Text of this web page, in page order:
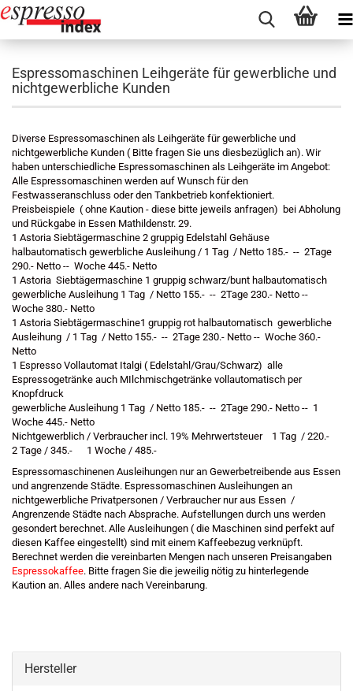
Espressomaschinen Leihgeräte für gewerbliche und
nichtgewerbliche Kunden
Diverse Espressomaschinen als Leihgeräte für gewerbliche und
nichtgewerbliche Kunden ( Bitte fragen Sie uns diesbezüglich an). Wir
haben unterschiedliche Espressomaschinen als Leihgeräte im Angebot:
Alle Espressomaschinen werden auf Wunsch für den
Festwasseranschluss oder den Tankbetrieb konfektioniert.
Preisbeispiele ( ohne Kaution - diese bitte jeweils anfragen) bei Abholung
und Rückgabe in Essen Mathildenstr. 29.
1 Astoria Siebtägermaschine 2 gruppig Edelstahl Gehäuse
halbautomatisch gewerbliche Ausleihung / 1 Tag / Netto 185.- -- 2Tage
290.- Netto -- Woche 445.- Netto
1 Astoria Siebtägermaschine 1 gruppig schwarz/bunt halbautomatisch
gewerbliche Ausleihung 1 Tag / Netto 155.- -- 2Tage 230.- Netto --
Woche 380.- Netto
1 Astoria Siebtägermaschine1 gruppig rot halbautomatisch gewerbliche
Ausleihung / 1 Tag / Netto 155.- -- 2Tage 230.- Netto -- Woche 360.-
Netto
1 Espresso Vollautomat Italgi ( Edelstahl/Grau/Schwarz) alle
Espressogetränke auch MIlchmischgetränke vollautomatisch per
Knopfdruck
gewerbliche Ausleihung 1 Tag / Netto 185.- -- 2Tage 290.- Netto -- 1
Woche 445.- Netto
Nichtgewerblich / Verbraucher incl. 19% Mehrwertsteuer 1 Tag / 220.-
2 Tage / 345.- 1 Woche / 485.-
Espressomaschinenen Ausleihungen nur an Gewerbetreibende aus Essen
und angrenzende Städte. Espressomaschinen Ausleihungen an
nichtgewerbliche Privatpersonen / Verbraucher nur aus Essen /
Angrenzende Städte nach Absprache. Aufstellungen durch uns werden
gesondert berechnet. Alle Ausleihungen ( die Maschinen sind perfekt auf
diesen Kaffee eingestellt) sind mit einem Kaffeebezug verknüpft.
Berechnet werden die vereinbarten Mengen nach unseren Preisangaben
Espressokaffee. Bitte fragen Sie die jeweilig nötig zu hinterlegende
Kaution an. Alles andere nach Vereinbarung.
Hersteller